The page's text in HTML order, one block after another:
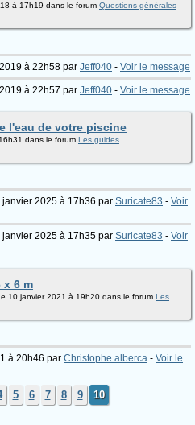
à 17h19 dans le forum Questions générales
à 22h58 par Jeff040 - Voir le message
à 22h57 par Jeff040 - Voir le message
l'eau de votre piscine
dans le forum Les guides
2025 à 17h36 par Suricate83 - Voir
2025 à 17h35 par Suricate83 - Voir
x 6 m
10 janvier 2021 à 19h20 dans le forum Les
à 20h46 par Christophe.alberca - Voir le
5 6 7 8 9 10